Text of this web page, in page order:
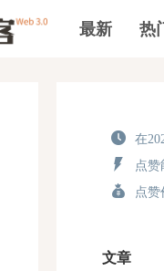
最新 热
在
点赞
点赞
文章